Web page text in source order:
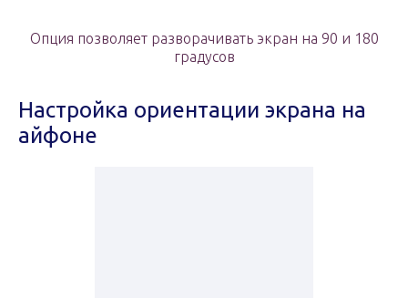
Опция позволяет разворачивать экран на 90 и 180
градусов
Настройка ориентации экрана на
айфоне